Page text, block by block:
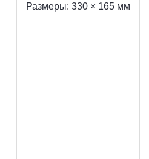
Размеры: 330 × 165 мм